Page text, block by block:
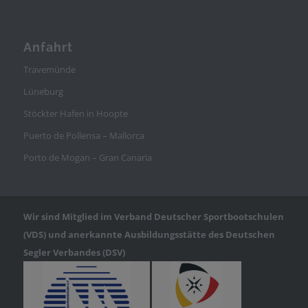
Anfahrt
Travemünde
Lüneburg
Stöckter Hafen in Hoopte
Puerto de Pollensa – Mallorca
Porto de Mogan – Gran Canaria
Wir sind Mitglied im Verband Deutscher Sportbootschulen
(VDS) und anerkannte Ausbildungsstätte des Deutschen
Segler Verbandes (DSV)